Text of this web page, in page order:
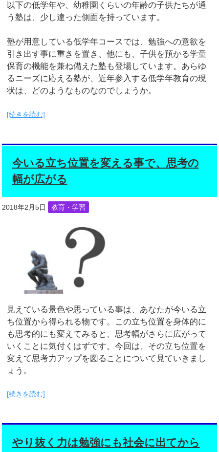
以下の低学年や、幼稚園くらいの年齢の子供たちが通
う塾は、少し違った側面を持っています。
塾が用意している低学年コースでは、勉強への意欲を
引き出す事に重きを置き、他にも、子供を預かる学童
保育の機能を兼ね備えた塾も登場しています。あらゆ
るニーズに応える塾が、近年参入する低学年教育の現
状は、どのようなものなのでしょうか。
[続きを読む]
今いる立ち位置を変える事で、思考の
幅が広がる
2018年2月5日 教育・学習
見えている景色や思っている事は、あなたが今いる立
ち位置から得られる物です。この立ち位置を身体的に
も思考的にも変えてみると、思考幅がさらに広がって
いくことに気付くはずです。今回は、その立ち位置を
変えて思考力アップを図ることについて見ていきまし
ょう。
[続きを読む]
やり抜く力は勉強にも社会に出てから